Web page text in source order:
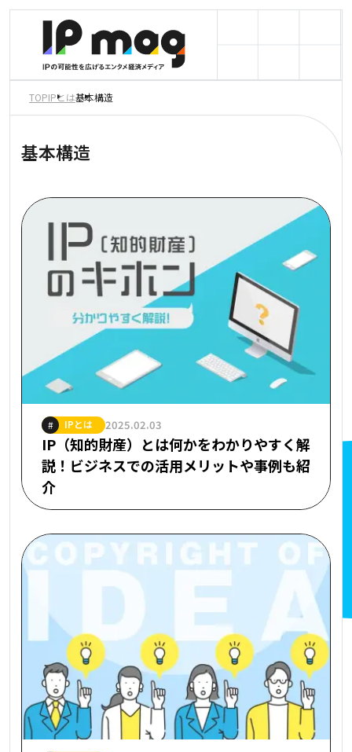
TOPIPとは基本構造
基本構造
# IPとは 2025.02.03
IP（知的財産）とは何かをわかりやすく解
説！ビジネスでの活用メリットや事例も紹
介